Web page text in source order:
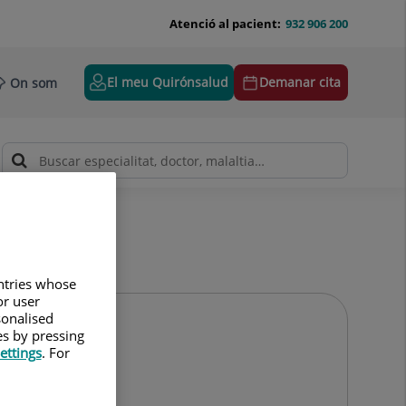
932 906 200
Atenció al pacient:
On som El meu Quirónsalud Demanar cita
whose
user
by pressing
. For